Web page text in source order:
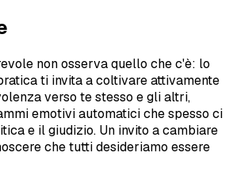
non osserva quello che c'è: lo
ti invita a coltivare attivamente
verso te stesso e gli altri,
emotivi automatici che spesso ci
e il giudizio. Un invito a cambiare
che tutti desideriamo essere